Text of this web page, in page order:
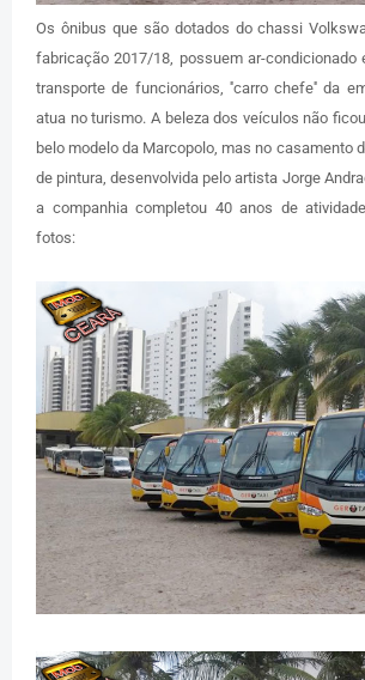
Os ônibus que são dotados do chassi
fabricação 2017/18, possuem ar-condicionado
transporte de funcionários, ''carro chefe'' da
atua no turismo. A beleza dos veículos não
belo modelo da Marcopolo, mas no casamento
de pintura, desenvolvida pelo artista Jorge
a companhia completou 40 anos de
fotos: